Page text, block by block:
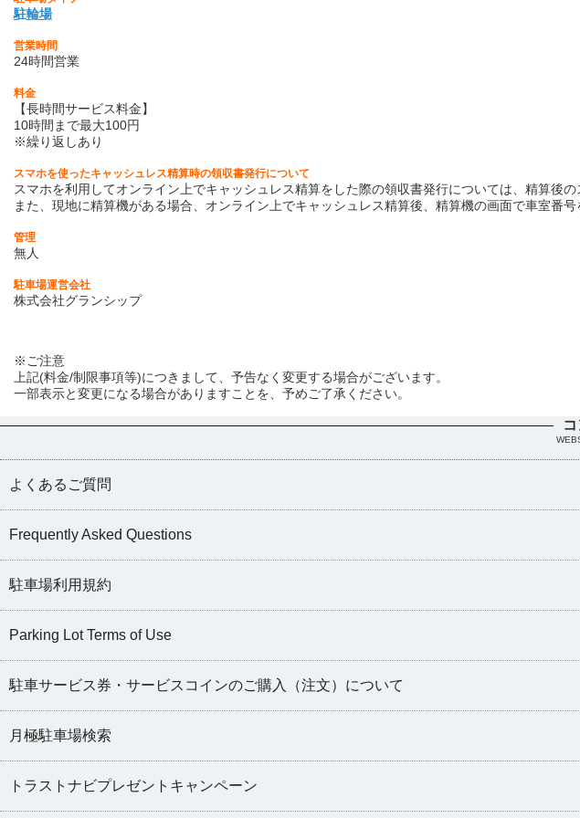
駐輪場
営業時間
24時間営業
料金
【長時間サービス料金】
10時間まで最大100円
※繰り返しあり
スマホを使ったキャッシュレス精算時の領収書発行について
スマホを利用してオンライン上でキャッシュレス精算をした際の領収書発行については、精算後
また、現地に精算機がある場合、オンライン上でキャッシュレス精算後、精算機の画面で車室番
管理
無人
駐車場運営会社
株式会社グランシップ
※ご注意
上記(料金/制限事項等)につきまして、予告なく変更する場合がございます。
一部表示と変更になる場合がありますことを、予めご了承ください。
よくあるご質問
Frequently Asked Questions
駐車場利用規約
Parking Lot Terms of Use
駐車サービス券・サービスコインのご購入（注文）について
月極駐車場検索
トラストナビプレゼントキャンペーン